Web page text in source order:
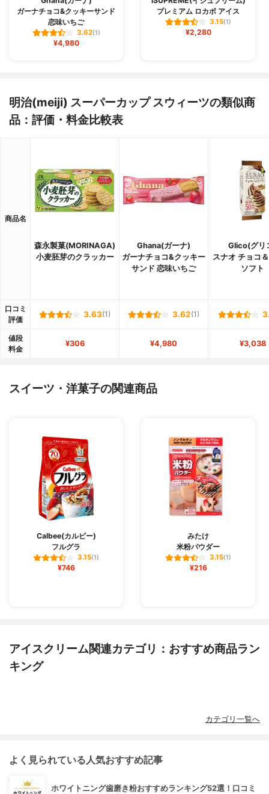
ガーナチョコ&クッキーサンド
恋味いちご
3.62(1)
¥4,980
プレミアム ロカボ アイス
3.15(1)
¥2,280
明治(meiji) スーパーカップ スウィーツの類似商
品：評価・料金比較表
商品名
森永製菓(MORINAGA)
小麦胚芽のクラッカー
Ghana(ガーナ)
ガーナチョコ&クッキー
サンド 恋味いちご
Glico(グリ
スナオ チョコ
ソフト
口コミ
評価
3.63(1) 3.62(1)
値段
料金
¥306 ¥4,980 ¥3,038
スイーツ・洋菓子の関連商品
Calbee(カルビー)
フルグラ
3.15(1)
¥746
みたけ
米粉パウダー
3.15(1)
¥216
アイスクリーム関連カテゴリ：おすすめ商品ラン
キング
カテゴリ一覧へ
よく見られている人気おすすめ記事
ホワイトニング歯磨き粉おすすめランキング52選！口コミ